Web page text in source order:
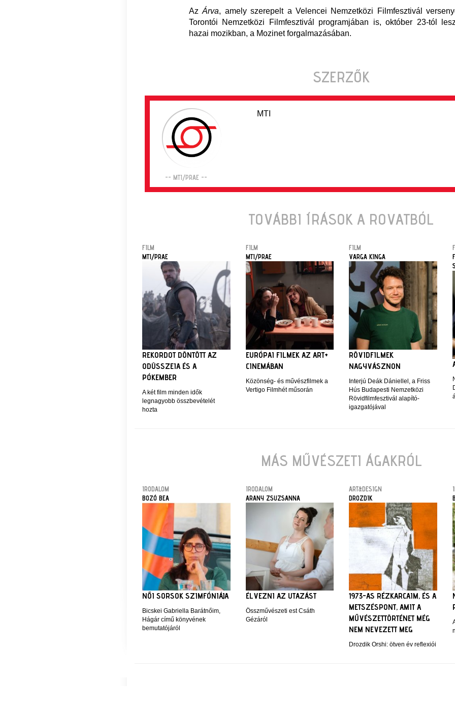
AzÁrva, amely szerepelt a Velencei Nemzetközi Filmfesztivál
Torontói Nemzetközi Filmfesztivál programjában is, október 23-tól
hazai mozikban, a Mozinet forgalmazásában.
SZERZŐK
-- MTI/PRAE --
MTI
TOVÁBBI ÍRÁSOK A ROVATBÓL
FILM
MTI/PRAE
REKORDOT DÖNTÖTT AZ
ODÜSSZEIA ÉS A
PÓKEMBER
A két film minden idők
legnagyobb összbevételét
hozta
FILM
MTI/PRAE
EURÓPAI FILMEK AZ ART+
CINEMÁBAN
Közönség- és művészfilmek a
Vertigo Filmhét műsorán
FILM
VARGA KINGA
RÖVIDFILMEK
NAGYVÁSZNON
Interjú Deák Dániellel, a Friss
Hús Budapesti Nemzetközi
Rövidfilmfesztivál alapító-
igazgatójával
MÁS MŰVÉSZETI ÁGAKRÓL
IRODALOM
BOZÓ BEA
NŐI SORSOK SZIMFÓNIÁJA
Bicskei Gabriella Barátnőim,
Hágár című könyvének
bemutatójáról
IRODALOM
ARANY ZSUZSANNA
ÉLVEZNI AZ UTAZÁST
Összművészeti est Csáth
Gézáról
ART&DESIGN
DROZDIK
1973-AS RÉZKARCAIM, ÉS A
METSZÉSPONT, AMIT A
MŰVÉSZETTÖRTÉNET MÉG
NEM NEVEZETT MEG
Drozdik Orshi: ötven év reflexiói